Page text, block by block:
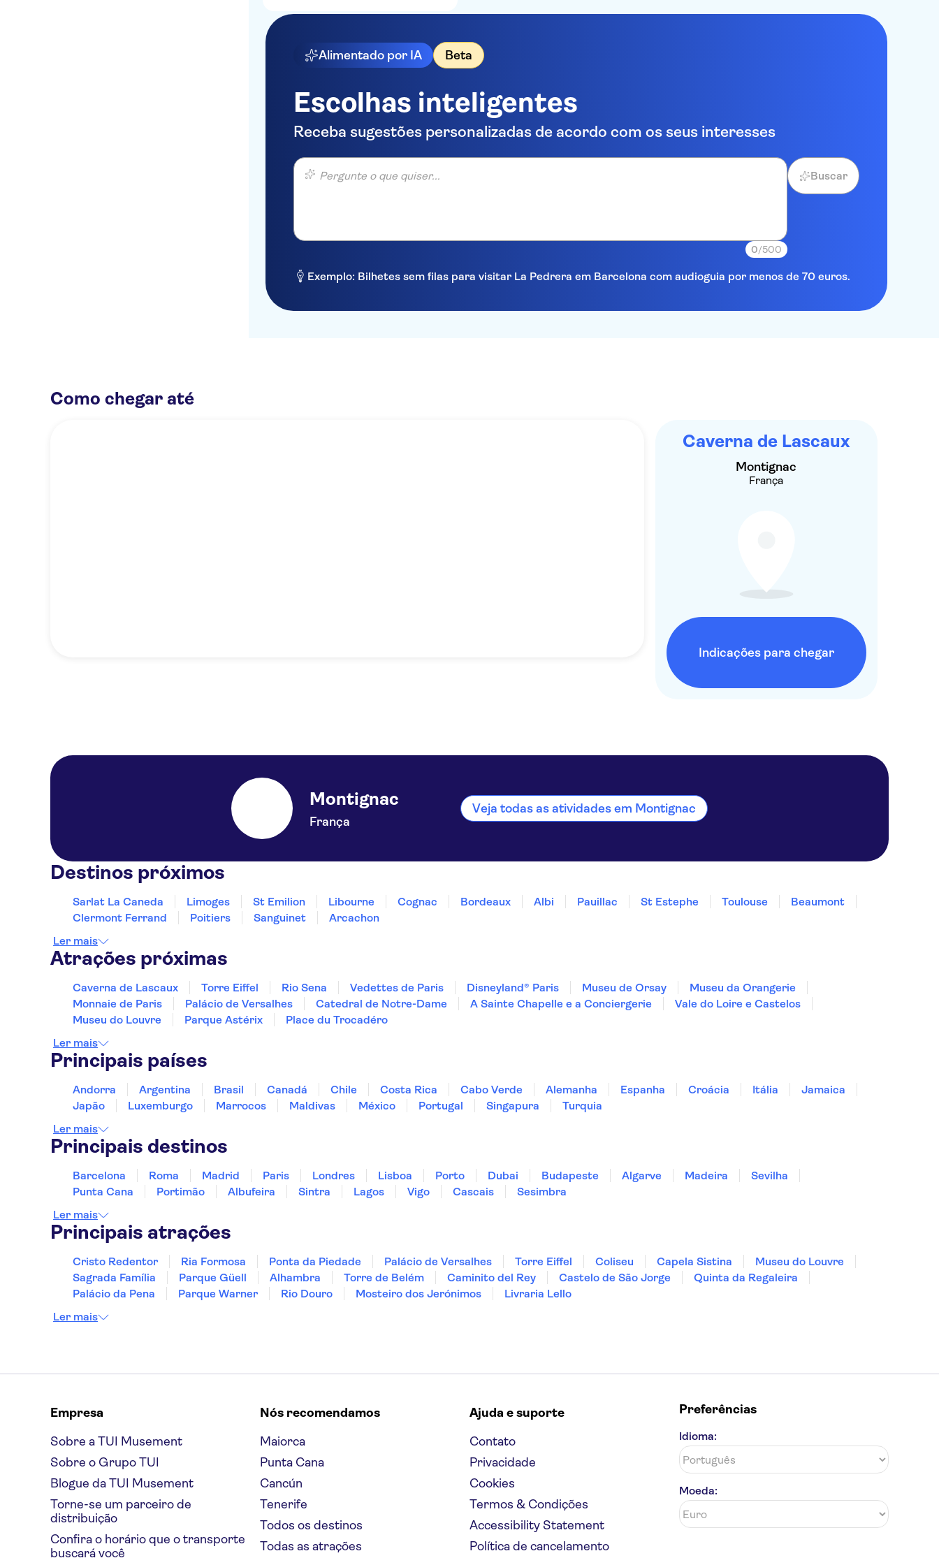
Alimentado por IA Beta
Escolhas inteligentes
Receba sugestões personalizadas de acordo com os seus interesses
Pergunte o que quiser...
0/500
Buscar
Exemplo: Bilhetes sem filas para visitar La Pedrera em Barcelona com audioguia por menos de 70 euros.
Como chegar até
Caverna de Lascaux
Montignac
França
Indicações para chegar
Montignac
França
Veja todas as atividades em Montignac
Destinos próximos
Sarlat La Caneda Limoges St Emilion Libourne Cognac Bordeaux Albi Pauillac St Estephe Toulouse
Beaumont
Clermont Ferrand
Poitiers Sanguinet
Arcachon
Ler mais
Atrações próximas
Caverna de Lascaux Torre Eiffel Rio Sena Vedettes de Paris Disneyland® Paris Museu de Orsay
Museu da Orangerie
Monnaie de Paris
Palácio de Versalhes Catedral de Notre-Dame A Sainte Chapelle e a Conciergerie
Vale do Loire e Castelos
Museu do Louvre
Parque Astérix
Place du Trocadéro
Ler mais
Principais países
Andorra Argentina Brasil Canadá Chile Costa Rica Cabo Verde Alemanha Espanha Croácia Itália
Jamaica
Japão
Luxemburgo Marrocos Maldivas México Portugal Singapura
Turquia
Ler mais
Principais destinos
Barcelona Roma Madrid Paris Londres Lisboa Porto Dubai Budapeste Algarve Madeira
Sevilha
Punta Cana
Portimão Albufeira Sintra Lagos Vigo Cascais
Sesimbra
Ler mais
Principais atrações
Cristo Redentor Ria Formosa Ponta da Piedade Palácio de Versalhes Torre Eiffel Coliseu Capela Sistina
Museu do Louvre
Sagrada Família
Parque Güell Alhambra Torre de Belém Caminito del Rey Castelo de São Jorge
Quinta da Regaleira
Palácio da Pena
Parque Warner Rio Douro Mosteiro dos Jerónimos
Livraria Lello
Ler mais
Empresa
Sobre a TUI Musement
Sobre o Grupo TUI
Blogue da TUI Musement
Torne-se um parceiro de
distribuição
Confira o horário que o transporte
buscará você
Nós recomendamos
Maiorca
Punta Cana
Cancún
Tenerife
Todos os destinos
Todas as atrações
Ajuda e suporte
Contato
Privacidade
Cookies
Termos & Condições
Accessibility Statement
Política de cancelamento
Preferências
Idioma:
Moeda: